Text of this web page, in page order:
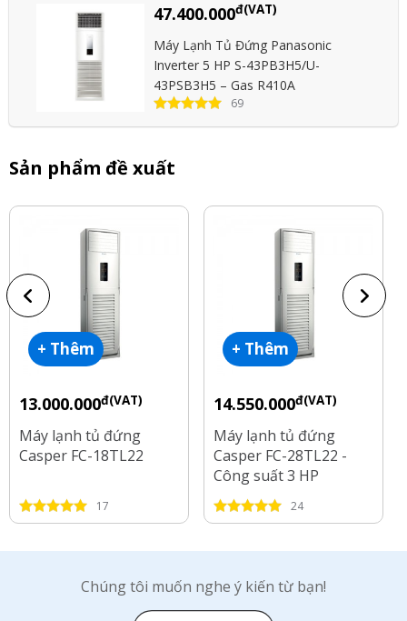
47.400.000đ(VAT)
Máy Lạnh Tủ Đứng Panasonic
Inverter 5 HP S-43PB3H5/U-
43PSB3H5 – Gas R410A
69
Sản phẩm đề xuất
+ Thêm
13.000.000đ(VAT)
Máy lạnh tủ đứng
Casper FC-18TL22
17
+ Thêm
14.550.000đ(VAT)
Máy lạnh tủ đứng
Casper FC-28TL22 -
Công suất 3 HP
24
Chúng tôi muốn nghe ý kiến từ bạn!